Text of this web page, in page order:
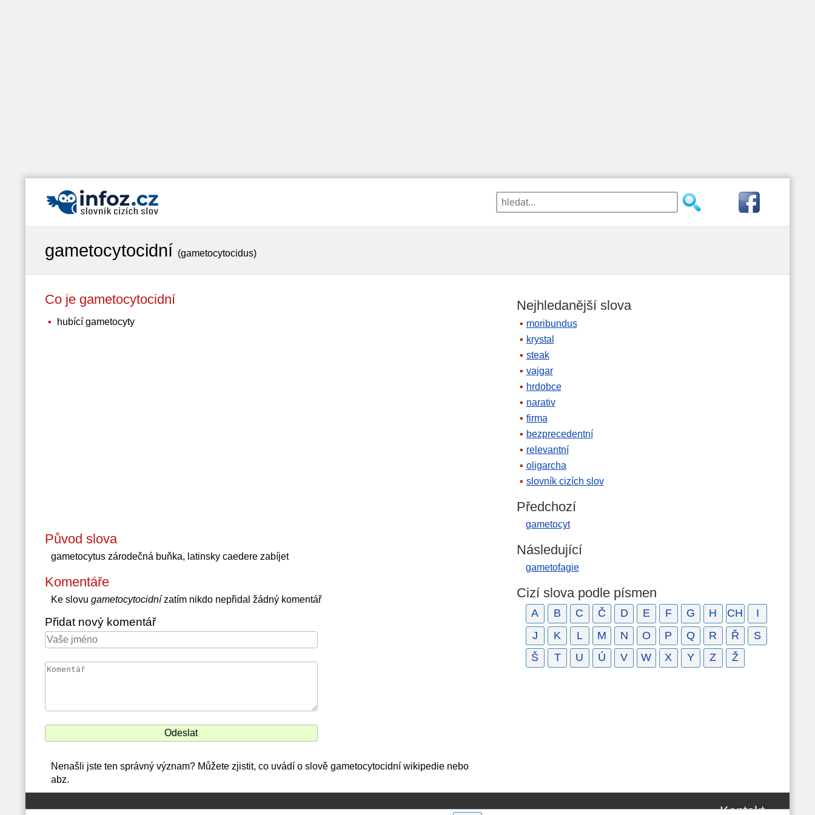
gametocytocidní (gametocytocidus)
Co je gametocytocidní
hubící gametocyty
Původ slova
gametocytus zárodečná buňka, latinsky caedere zabíjet
Komentáře
Ke slovu gametocytocidnízatím nikdo nepřidal žádný komentář
Přidat nový komentář
Nenašli jste ten správný význam? Můžete zjistit, co uvádí o slově gametocytocidní wikipedie nebo
abz.
Nejhledanější slova
moribundus
krystal
steak
vajgar
hrdobce
narativ
firma
bezprecedentní
relevantní
oligarcha
slovník cizích slov
Předchozí
gametocyt
Následující
gametofagie
Cizí slova podle písmen
A B C Č D E F G H CH
I
J
K L M N O P Q R Ř
S
Š
T U Ú V W X Y Z Ž
Kontakt